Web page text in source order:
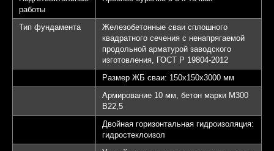
работы
Тип фундамента
Железобетонные сваи сплошного
квадратного сечения с ненапрягаемой
продольной арматурой заводского
изготовления, ГОСТ Р 19804-2012
Размер ЖБ сваи: 150х150х3000 мм
Армирование 10 мм, бетон марки М300
B22,5
Двойная горизонтальная гидроизоляция:
гидростеклоизол